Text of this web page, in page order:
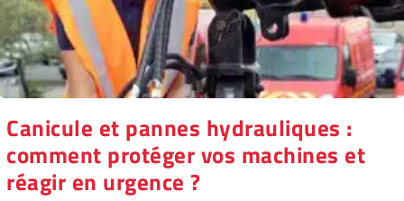
Canicule et pannes hydrauliques :
comment protéger vos machines et
réagir en urgence ?